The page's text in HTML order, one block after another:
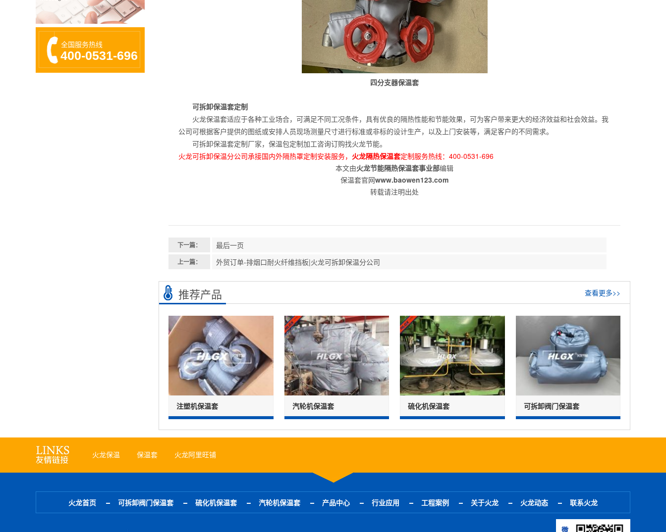
全国服务热线
400-0531-696
四分支器保温套
可拆卸保温套定制
火龙保温套适应于各种工业场合，可满足不同工况条件，具有优良的隔热性能和节能效果，可为客户带来更大的经济效益和社会效益。我
公司可根据客户提供的图纸或安排人员现场测量尺寸进行标准或非标的设计生产，以及上门安装等，满足客户的不同需求。
可拆卸保温套定制厂家，保温包定制加工咨询订购找火龙节能。
火龙可拆卸保温分公司承接国内外隔热罩定制安装服务， 火龙隔热保温套定制服务热线：400-0531-696
本文由火龙节能隔热保温套事业部编辑
保温套官网www.baowen123.com
转载请注明出处
下一篇： 最后一页
上一篇： 外贸订单-排烟口耐火纤维挡板|火龙可拆卸保温分公司
查看更多>>
推荐产品
注塑机保温套 汽轮机保温套 硫化机保温套 可拆卸阀门保温套
火龙保温 保温套 火龙阿里旺铺
火龙首页 可拆卸阀门保温套 硫化机保温套 汽轮机保温套 产品中心 行业应用 工程案例 关于火龙 火龙动态 联系火龙
微